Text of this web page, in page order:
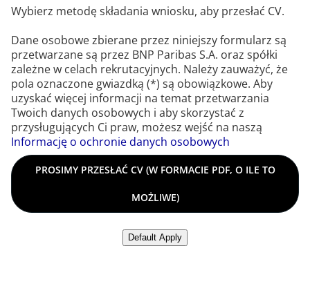
Wybierz metodę składania wniosku, aby przesłać CV.
Dane osobowe zbierane przez niniejszy formularz są
przetwarzane są przez BNP Paribas S.A. oraz spółki
zależne w celach rekrutacyjnych. Należy zauważyć, że
pola oznaczone gwiazdką (*) są obowiązkowe. Aby
uzyskać więcej informacji na temat przetwarzania
Twoich danych osobowych i aby skorzystać z
przysługujących Ci praw, możesz wejść na naszą
Informację o ochronie danych osobowych
PROSIMY PRZESŁAĆ CV (W FORMACIE PDF, O ILE TO
MOŻLIWE)
Prosimy przesłać CV (w formacie PDF, o ile to możliwe)
Default Apply
Prześlij CV z LinkedIn